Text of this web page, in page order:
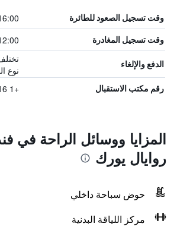
وقت تسجيل الصعود للطائرة
وقت تسجيل المغادرة
الدفع والإلغاء
نوع
رقم مكتب الاستقبال +1 416 368 2511
المزايا ووسائل الراحة في
روايال يورك
حوض سباحة داخلي
مركز اللياقة البدنية